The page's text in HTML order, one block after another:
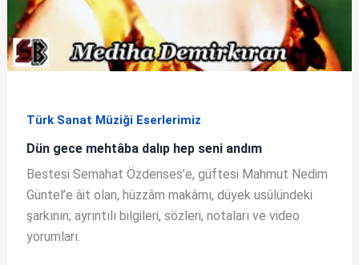
Türk Sanat Müziği Eserlerimiz
Dün gece mehtâba dalıp hep seni andım
Bestesi Semahat Özdenses’e, güftesi Mahmut Nedim
Güntel’e âit olan, hüzzâm makâmı, düyek usûlündeki
şarkının; ayrıntılı bilgileri, sözleri, notaları ve video
yorumları.